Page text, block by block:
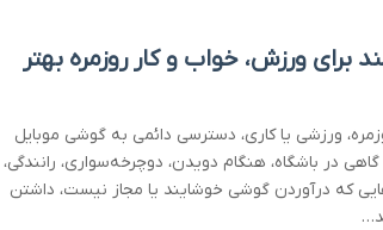
ورزش، خواب و کار روزمره بهتر
ورزشی یا کاری، دسترسی دائمی به گوشی موبایل
در باشگاه، هنگام دویدن، دوچرخه‌سواری، رانندگی،
که درآوردن گوشی خوشایند یا مجاز نیست، داشتن